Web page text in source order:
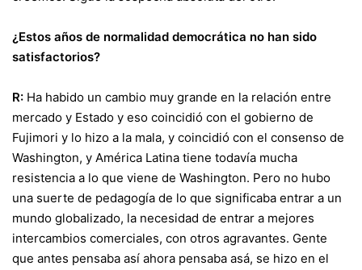
¿Estos años de normalidad democrática no han sido
satisfactorios?
R: Ha habido un cambio muy grande en la relación entre
mercado y Estado y eso coincidió con el gobierno de
Fujimori y lo hizo a la mala, y coincidió con el consenso de
Washington, y América Latina tiene todavía mucha
resistencia a lo que viene de Washington. Pero no hubo
una suerte de pedagogía de lo que significaba entrar a un
mundo globalizado, la necesidad de entrar a mejores
intercambios comerciales, con otros agravantes. Gente
que antes pensaba así ahora pensaba asá, se hizo en el